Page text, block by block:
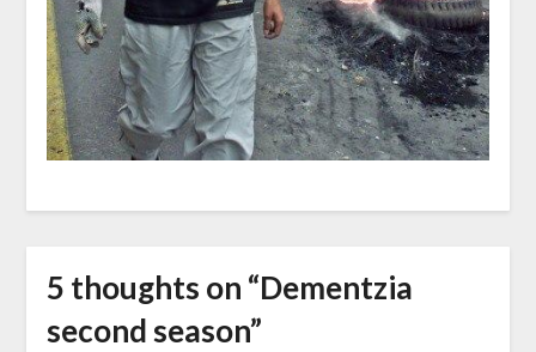
5 thoughts on “Dementzia
second season”